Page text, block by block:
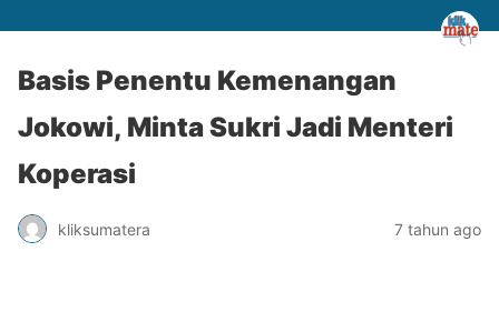
Basis Penentu Kemenangan
Jokowi, Minta Sukri Jadi Menteri
Koperasi
kliksumatera 7 tahun ago